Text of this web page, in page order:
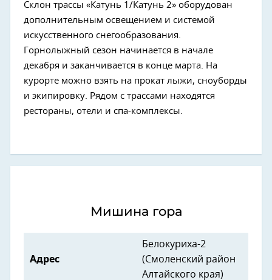
Склон трассы «Катунь 1/Катунь 2» оборудован
дополнительным освещением и системой
искусственного снегообразования.
Горнолыжный сезон начинается в начале
декабря и заканчивается в конце марта. На
курорте можно взять на прокат лыжи, сноуборды
и экипировку. Рядом с трассами находятся
рестораны, отели и спа-комплексы.
Мишина гора
Адрес
Белокуриха-2
(Смоленский район
Алтайского края)